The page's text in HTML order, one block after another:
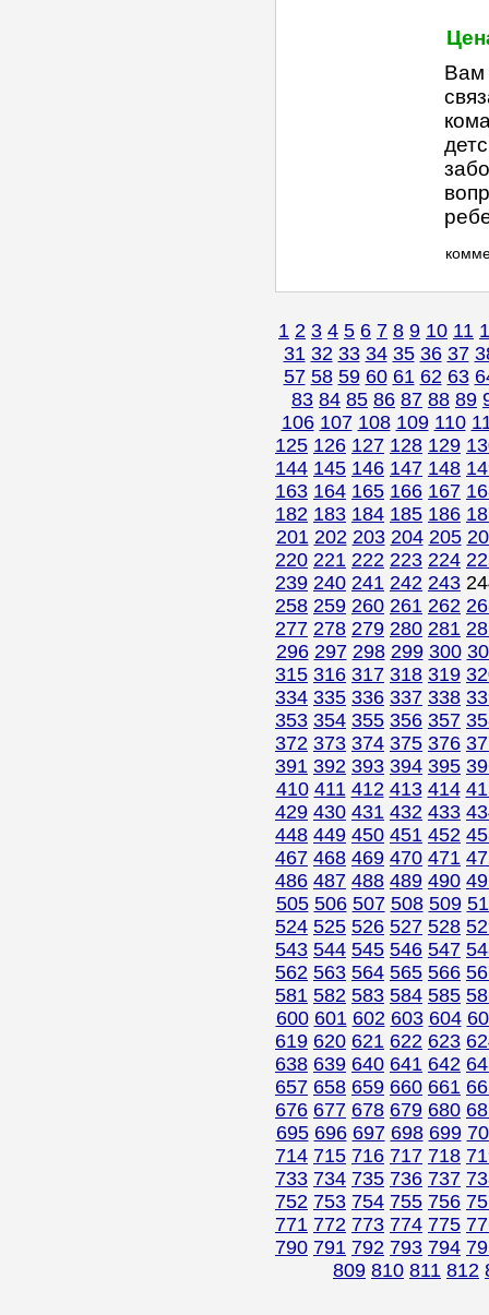
Вам
1 2 3 4 5 6 7 8 9 10 11
31 32 33 34 35 36 37
57 58 59 60 61 62 63
83 84 85 86 87 88 89
106 107 108 109 110
125 126 127 128 129
144 145 146 147 148
163 164 165 166 167
182 183 184 185 186
201 202 203 204 205
220 221 222 223 224
239 240 241 242 243
258 259 260 261 262
277 278 279 280 281
296 297 298 299 300
315 316 317 318 319
334 335 336 337 338
353 354 355 356 357
372 373 374 375 376
391 392 393 394 395
410 411 412 413 414
429 430 431 432 433
448 449 450 451 452
467 468 469 470 471
486 487 488 489 490
505 506 507 508 509
524 525 526 527 528
543 544 545 546 547
562 563 564 565 566
581 582 583 584 585
600 601 602 603 604
619 620 621 622 623
638 639 640 641 642
657 658 659 660 661
676 677 678 679 680
695 696 697 698 699
714 715 716 717 718
733 734 735 736 737
752 753 754 755 756
771 772 773 774 775
790 791 792 793 794
809 810 811 812